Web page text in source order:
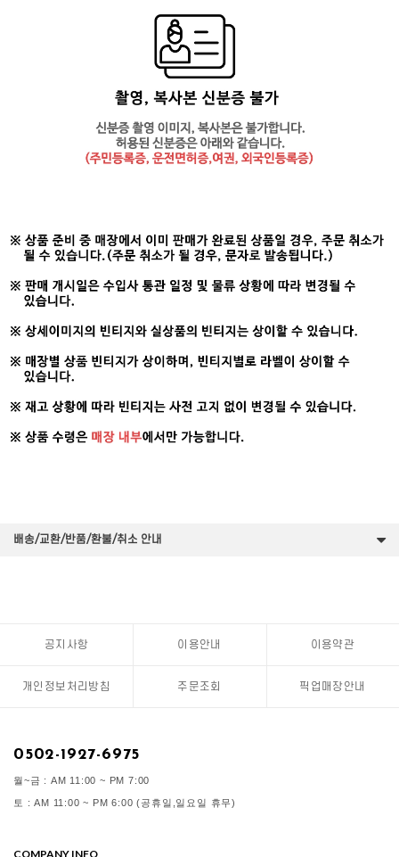
배송/교환/반품/환불/취소 안내
공지사항 이용안내 이용약관
개인정보처리방침 주문조회 픽업매장안내
0502-1927-6975
월~금 : AM 11:00 ~ PM 7:00
토 : AM 11:00 ~ PM 6:00 (공휴일,일요일 휴무)
COMPANY INFO